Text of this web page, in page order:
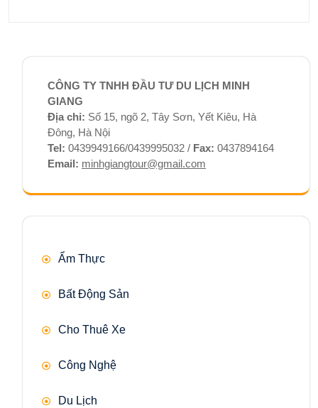
CÔNG TY TNHH ĐẦU TƯ DU LỊCH MINH
GIANG
Địa chỉ: Số 15, ngõ 2, Tây Sơn, Yết Kiêu, Hà
Đông, Hà Nội
Tel: 0439949166/0439995032 / Fax: 0437894164
Email: minhgiangtour@gmail.com
Ẩm Thực
Bất Động Sản
Cho Thuê Xe
Công Nghệ
Du Lịch